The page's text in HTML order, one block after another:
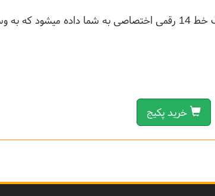
در این نسخه ( شخصی ) یک خط 14 رقمی اختصاصی به شما داده
خرید پکیج